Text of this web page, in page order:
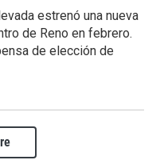
estrenó una nueva
de Reno en febrero.
de elección de